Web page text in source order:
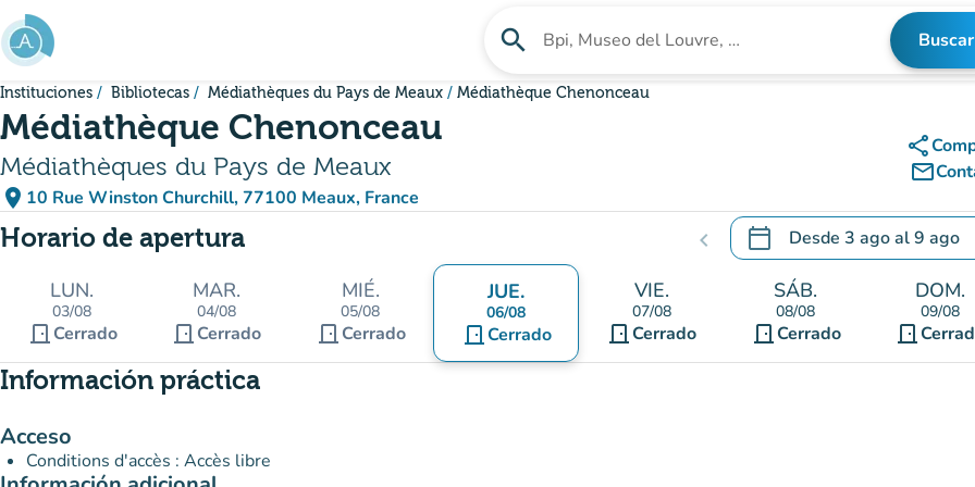
Ir al contenido principal
search Buscar un establecimiento Buscar
Instituciones Bibliotecas Médiathèques du Pays de Meaux Médiathèque Chenonceau
Médiathèque Chenonceau
Médiathèques du Pays de Meaux
place 10 Rue Winston Churchill, 77100 Meaux, France
(abrir en Google Maps)
(nueva pestaña)
share
mail_outline
Horario de apertura chevron_left calendar_today Desde 3 agoal9 ago
.Abra el calendario para
LUN.
03/08
door_front Cerrado
MAR.
04/08
door_front Cerrado
MIÉ.
05/08
door_front Cerrado
JUE.
06/08
door_front Cerrado
VIE.
07/08
door_frontCerrado
SÁB.
08/08
door_front Cerrado
DOM.
09/08
door_front
Información práctica
Acceso
Conditions d'accès : Accès libre